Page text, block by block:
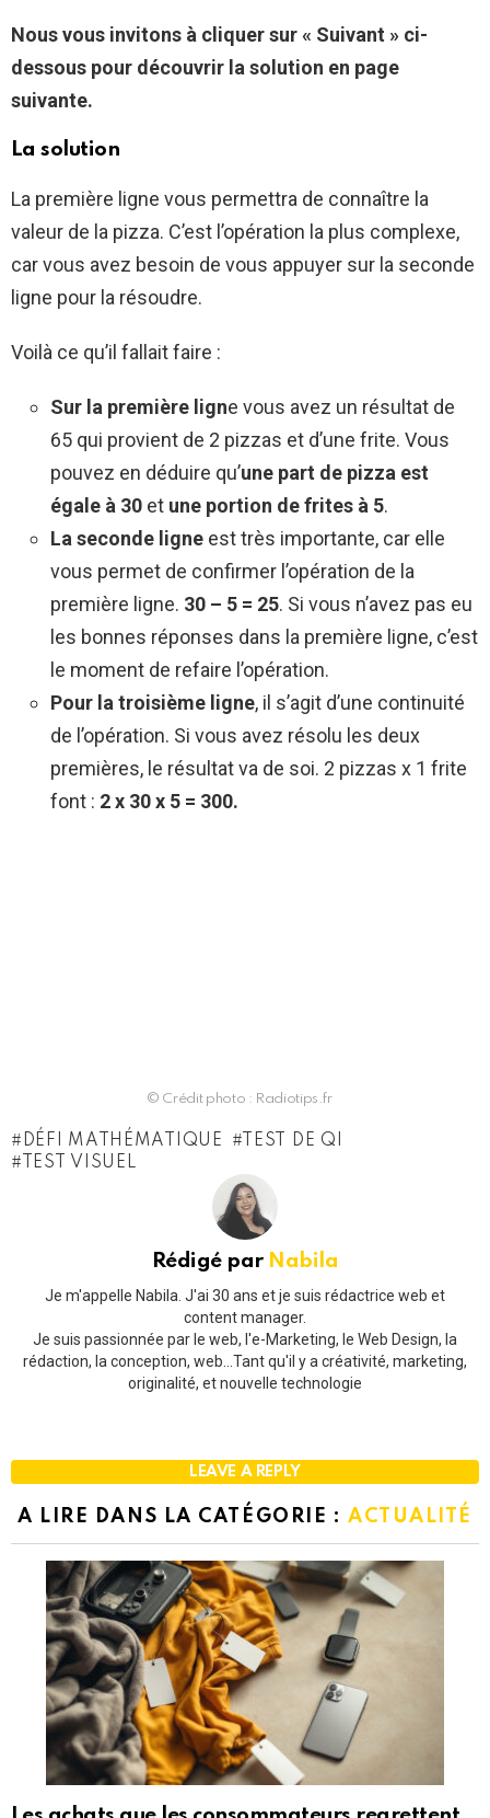
Nous vous invitons à cliquer sur « Suivant » ci-
dessous pour découvrir la solution en page
suivante.
La solution
La première ligne vous permettra de connaître la
valeur de la pizza. C’est l’opération la plus complexe,
car vous avez besoin de vous appuyer sur la seconde
ligne pour la résoudre.
Voilà ce qu’il fallait faire :
Sur la première ligne vous avez un résultat de
65 qui provient de 2 pizzas et d’une frite. Vous
pouvez en déduire qu’une part de pizza est
égale à 30 et une portion de frites à 5.
La seconde ligne est très importante, car elle
vous permet de confirmer l’opération de la
première ligne. 30 – 5 = 25. Si vous n’avez pas eu
les bonnes réponses dans la première ligne, c’est
le moment de refaire l’opération.
Pour la troisième ligne, il s’agit d’une continuité
de l’opération. Si vous avez résolu les deux
premières, le résultat va de soi. 2 pizzas x 1 frite
font : 2 x 30 x 5 = 300.
© Crédit photo : Radiotips.fr
DÉFI MATHÉMATIQUE
TEST DE QI
TEST VISUEL
Rédigé par Nabila
Je m'appelle Nabila. J'ai 30 ans et je suis rédactrice web et
content manager.
Je suis passionnée par le web, l'e-Marketing, le Web Design, la
rédaction, la conception, web...Tant qu'il y a créativité, marketing,
originalité, et nouvelle technologie
LEAVE A REPLY
A LIRE DANS LA CATÉGORIE : ACTUALITÉ